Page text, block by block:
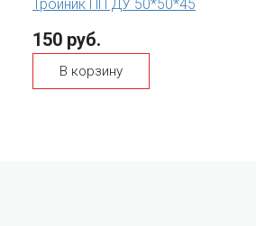
Тройник ПП ДУ 50*50*45
150 руб.
В корзину